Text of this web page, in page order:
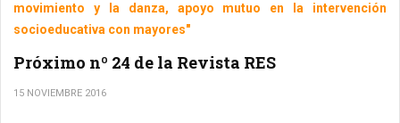
movimiento y la danza, apoyo mutuo en la intervención
socioeducativa con mayores"
Próximo nº 24 de la Revista RES
15 NOVIEMBRE 2016